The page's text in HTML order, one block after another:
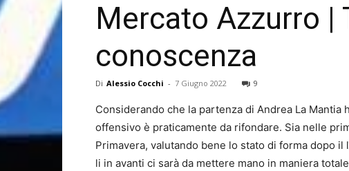
Mercato Azzurro |
conoscenza
Di Alessio Cocchi - 7 Giugno 2022 9
Considerando che la partenza di Andrea La Mantia
offensivo è praticamente da rifondare. Sia nelle
Primavera, valutando bene lo stato di forma dopo
li in avanti ci sarà da mettere mano in maniera